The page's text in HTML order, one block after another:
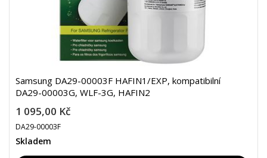
Samsung DA29-00003F HAFIN1/EXP, kompatibilní
DA29-00003G, WLF-3G, HAFIN2
1 095,00 Kč
DA29-00003F
Skladem